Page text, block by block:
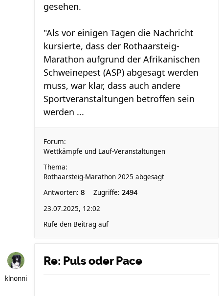
gesehen.
"Als vor einigen Tagen die Nachricht
kursierte, dass der Rothaarsteig-
Marathon aufgrund der Afrikanischen
Schweinepest (ASP) abgesagt werden
muss, war klar, dass auch andere
Sportveranstaltungen betroffen sein
werden ...
Forum:
Wettkämpfe und Lauf-Veranstaltungen
Thema:
Rothaarsteig-Marathon 2025 abgesagt
Antworten: 8 Zugriffe: 2494
23.07.2025, 12:02
Rufe den Beitrag auf
klnonni
Re: Puls oder Pace